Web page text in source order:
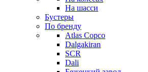
На шасси
Бустеры
По бренду
Atlas Copco
Dalgakiran
SCR
Dali